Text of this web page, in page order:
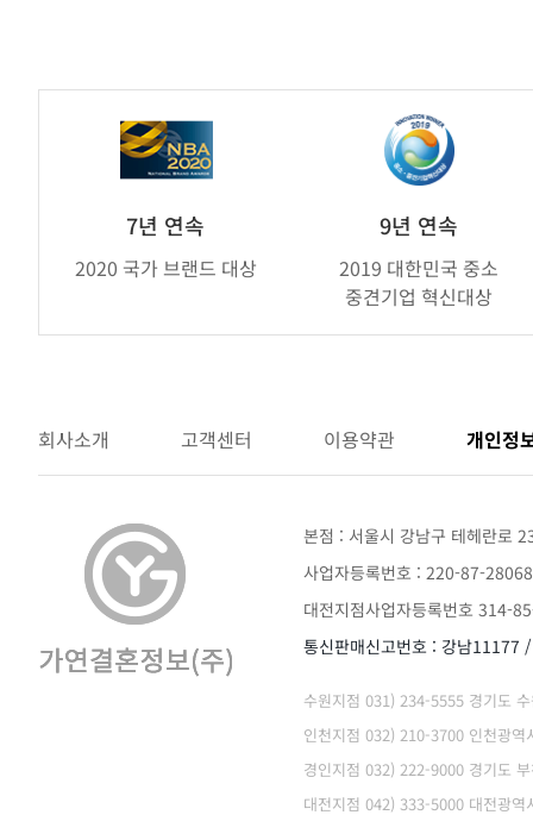
7년 연속
2020 국가 브랜드 대상
9년 연속
2019 대한민국 중소
중견기업 혁신대상
회사소개 고객센터 이용약관 개인정
본점 : 서울시 강남구 테헤란로
사업자등록번호 : 220-87-
대전지점사업자등록번호 314-
통신판매신고번호 : 강남11177
수원지점 031) 234-5555 경기도
인천지점 032) 210-3700 인천광역
경인지점 032) 222-9000 경기도
대전지점 042) 333-5000 대전광